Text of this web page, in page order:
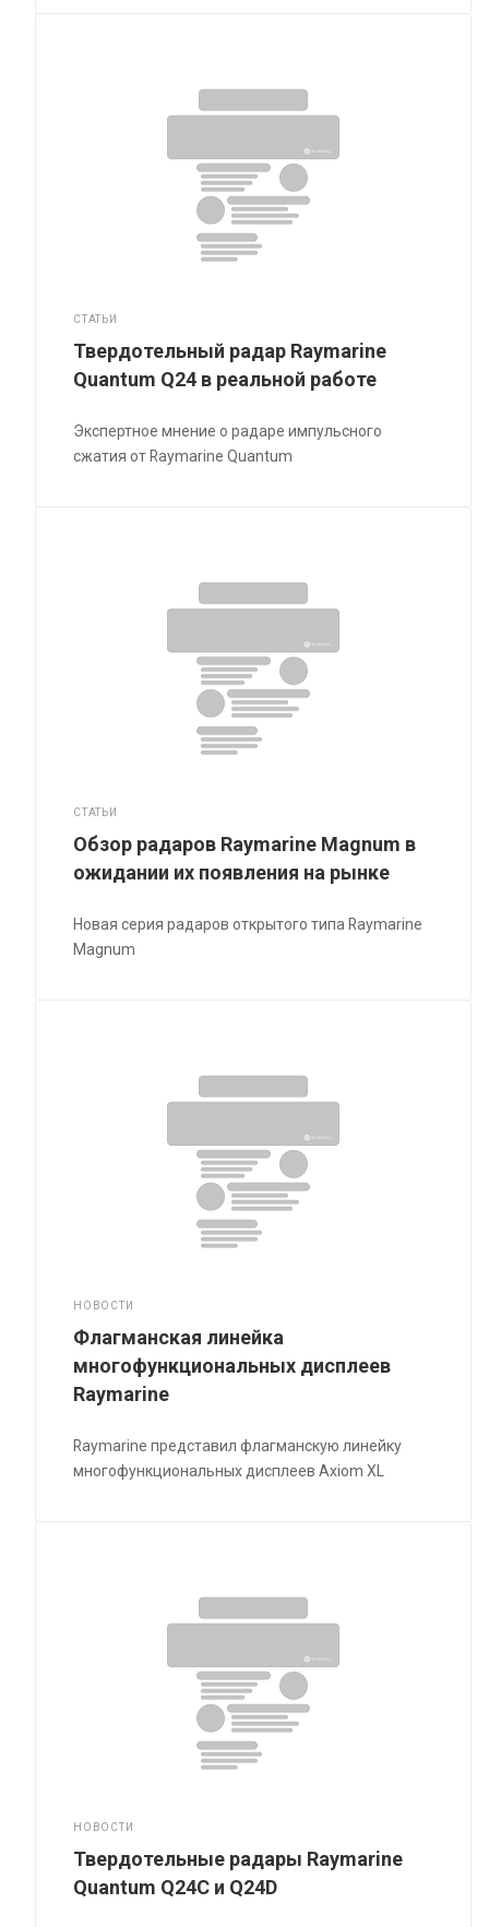
СТАТЬИ
Твердотельный радар Raymarine
Quantum Q24 в реальной работе
Экспертное мнение о радаре импульсного
сжатия от Raymarine Quantum
СТАТЬИ
Обзор радаров Raymarine Magnum в
ожидании их появления на рынке
Новая серия радаров открытого типа Raymarine
Magnum
НОВОСТИ
Флагманская линейка
многофункциональных дисплеев
Raymarine
Raymarine представил флагманскую линейку
многофункциональных дисплеев Axiom XL
НОВОСТИ
Твердотельные радары Raymarine
Quantum Q24C и Q24D